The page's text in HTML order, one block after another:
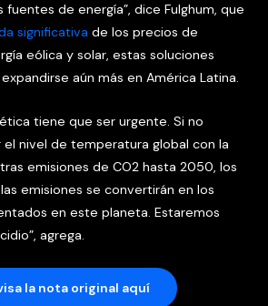
de energía”, dice Fulghum, que
significativa de los precios de
eólica y solar, estas soluciones
aún más en América Latina.
tiene que ser urgente. Si no
el nivel de temperatura global con la
emisiones de CO2 hasta 2050, los
emisiones se convertirán en los
en este planeta. Estaremos
agrega.
la nota original aquí